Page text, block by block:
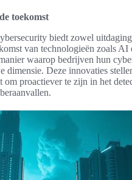
toekomst
biedt zowel
van technologieën zoals AI
waarop bedrijven hun
dimensie. Deze innovaties
om proactiever te zijn in het